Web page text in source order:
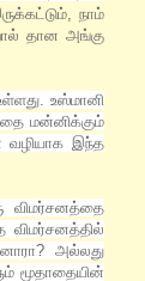
நாம்
தான அங்கு
உஸ்மானி
மன்னிக்கும்
வழியாக இந்த
விமர்சனத்தை
விமர்சனத்தில்
அல்லது
மூதாதையின்